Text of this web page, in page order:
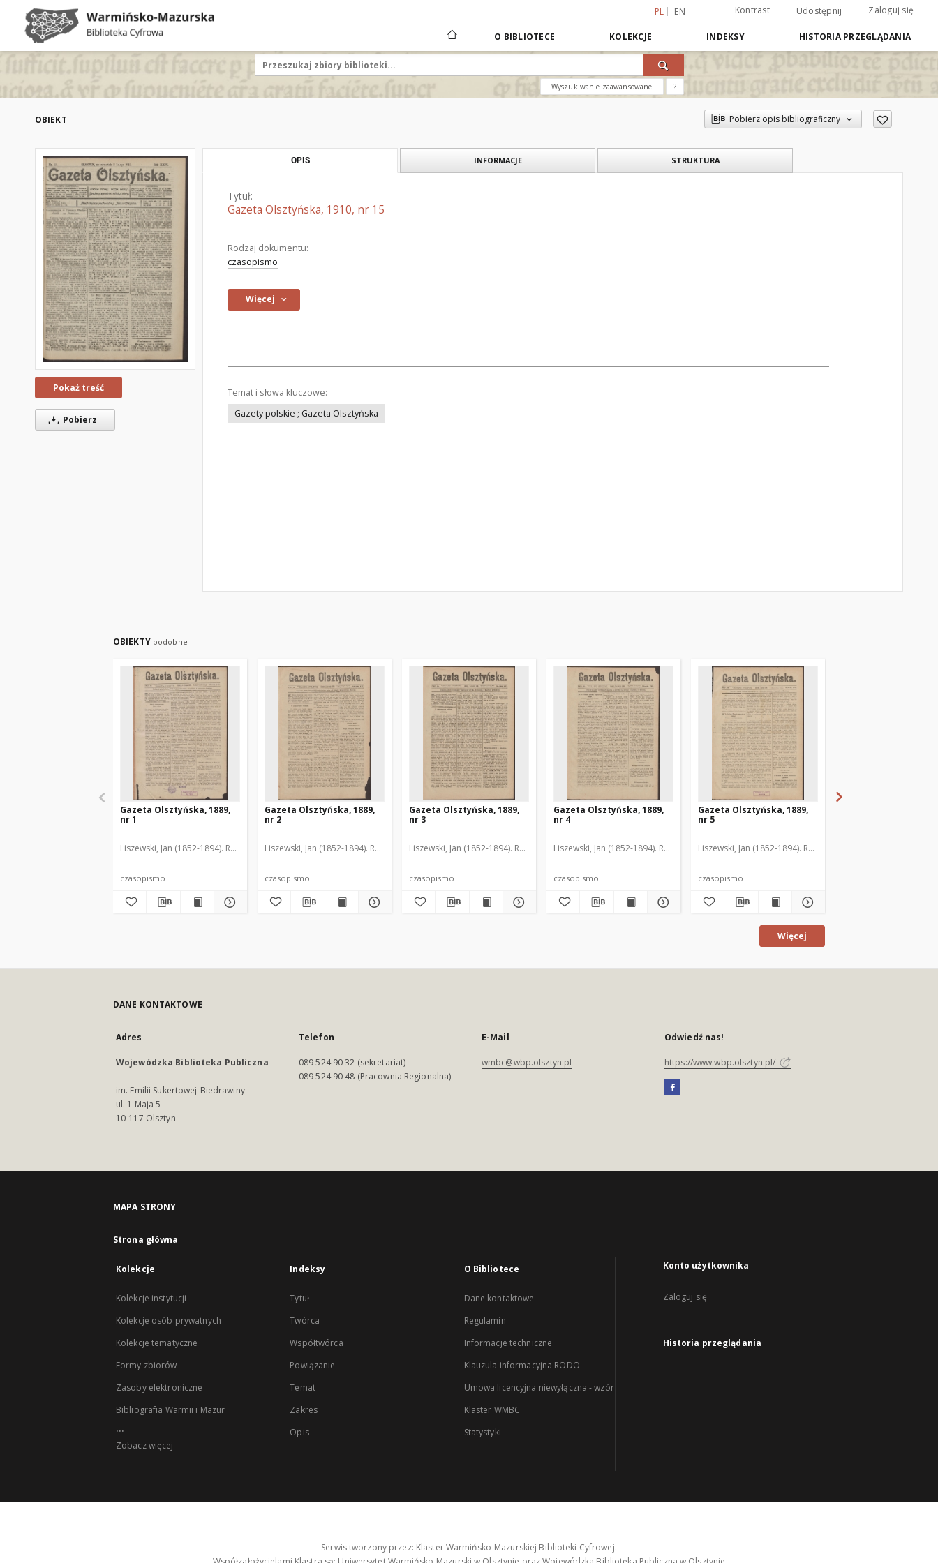
PL EN Kontrast Udostępnij Zaloguj się
O BIBLIOTECE KOLEKCJE INDEKSY HISTORIA PRZEGLĄDANIA
Wyszukiwanie zaawansowane ?
OBIEKT Pobierz opis bibliograficzny
Pokaż treść
Pobierz
OPIS INFORMACJE STRUKTURA
Tytuł:
Gazeta Olsztyńska, 1910, nr 15
Rodzaj dokumentu:
czasopismo
Więcej
Temat i słowa kluczowe:
Gazety polskie ; Gazeta Olsztyńska
OBIEKTY podobne
Gazeta Olsztyńska, 1889,
nr 1
Liszewski, Jan (1852-1894). Red.
czasopismo
Gazeta Olsztyńska, 1889,
nr 2
Liszewski, Jan (1852-1894). Red.
czasopismo
Gazeta Olsztyńska, 1889,
nr 3
Liszewski, Jan (1852-1894). Red.
czasopismo
Gazeta Olsztyńska, 1889,
nr 4
Liszewski, Jan (1852-1894). Red.
czasopismo
Gazeta Olsztyńska, 1889,
nr 5
Liszewski, Jan (1852-1894). Red.
czasopismo
Więcej
DANE KONTAKTOWE
Adres
Wojewódzka Biblioteka Publiczna
im. Emilii Sukertowej-Biedrawiny
ul. 1 Maja 5
10-117 Olsztyn
Telefon
089 524 90 32 (sekretariat)
089 524 90 48 (Pracownia Regionalna)
E-Mail
wmbc@wbp.olsztyn.pl
Odwiedź nas!
https://www.wbp.olsztyn.pl/
MAPA STRONY
Strona główna
Kolekcje
Kolekcje instytucji
Kolekcje osób prywatnych
Kolekcje tematyczne
Formy zbiorów
Zasoby elektroniczne
Bibliografia Warmii i Mazur
...
Zobacz więcej
Indeksy
Tytuł
Twórca
Współtwórca
Powiązanie
Temat
Zakres
Opis
O Bibliotece
Dane kontaktowe
Regulamin
Informacje techniczne
Klauzula informacyjna RODO
Umowa licencyjna niewyłączna - wzór
Klaster WMBC
Statystyki
Konto użytkownika
Zaloguj się
Historia przeglądania
Serwis tworzony przez: Klaster Warmińsko-Mazurskiej Biblioteki Cyfrowej.